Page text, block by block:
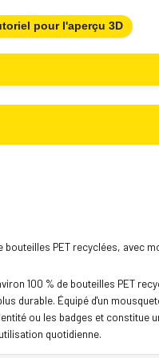
pour l'aperçu 3D
bouteilles PET recyclées, avec
100 % de bouteilles PET
durable. Équipé d'un
ou les badges et constitue
quotidienne.